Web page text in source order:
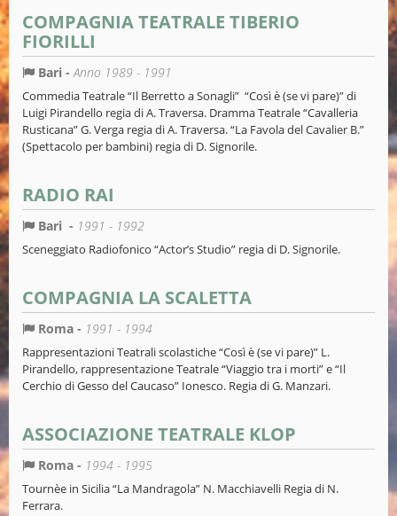
COMPAGNIA TEATRALE TIBERIO
FIORILLI
Bari -Anno 1989 - 1991
Commedia Teatrale “Il Berretto a Sonagli” “Così è (se vi pare)” di
Luigi Pirandello regia di A. Traversa. Dramma Teatrale “Cavalleria
Rusticana” G. Verga regia di A. Traversa. “La Favola del Cavalier B.”
(Spettacolo per bambini) regia di D. Signorile.
RADIO RAI
Bari - 1991 - 1992
Sceneggiato Radiofonico “Actor’s Studio” regia di D. Signorile.
COMPAGNIA LA SCALETTA
Roma - 1991 - 1994
Rappresentazioni Teatrali scolastiche “Così è (se vi pare)” L.
Pirandello, rappresentazione Teatrale “Viaggio tra i morti” e “Il
Cerchio di Gesso del Caucaso” Ionesco. Regia di G. Manzari.
ASSOCIAZIONE TEATRALE KLOP
Roma - 1994 - 1995
Tournèe in Sicilia “La Mandragola” N. Macchiavelli Regia di N.
Ferrara.